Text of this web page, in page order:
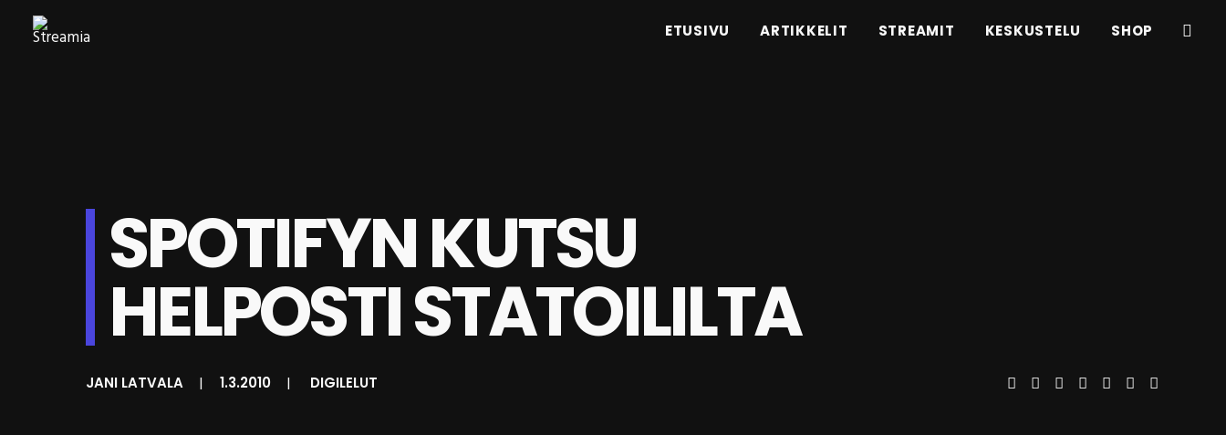
ETUSIVU ARTIKKELIT STREAMIT KESKUSTELU SHOP
SPOTIFYN KUTSU
HELPOSTI STATOILILTA
JANI LATVALA | 1.3.2010 | DIGILELUT